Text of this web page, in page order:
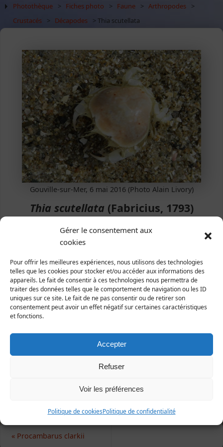
Gérer le consentement aux
cookies
Pour offrir les meilleures expériences, nous utilisons des technologies
telles que les cookies pour stocker et/ou accéder aux informations des
appareils. Le fait de consentir à ces technologies nous permettra de
traiter des données telles que le comportement de navigation ou les ID
uniques sur ce site. Le fait de ne pas consentir ou de retirer son
consentement peut avoir un effet négatif sur certaines caractéristiques
et fonctions.
Accepter
Refuser
Voir les préférences
Politique de cookiesPolitique de confidentialité
Photothèque > Fiches photo > Faune > Arthropodes
>
Crustacés
> Décapodes > Thia scutellata
Gouville-sur-Mer, 6 mai 2016 (Photo Alain Livory)
Thia scutellata (Fabricius, 1793)
Animalia | Eumetazoa | Arthropoda | Crustacea |
Decapoda | Reptantia | Brachyura
Europe : toutes les mers, sur sable grossier,
localement intertidal.
France : toutes les mers, peu connu.
Manche : rare dans la zone de balancement des
marées : îles Chausey et quelques plages de la côté
«Procambarus clarkii